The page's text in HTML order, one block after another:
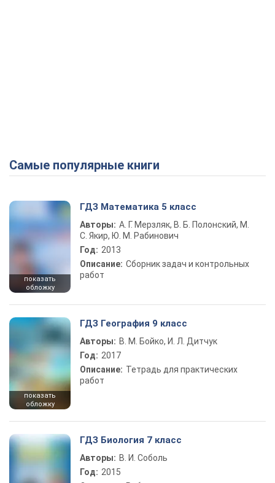
Самые популярные книги
показать
обложку
ГДЗ Математика 5 класс
Авторы: А. Г. Мерзляк, В. Б. Полонский, М.
С. Якир, Ю. М. Рабинович
Год: 2013
Описание: Сборник задач и контрольных
работ
показать
обложку
ГДЗ География 9 класс
Авторы: В. М. Бойко, И. Л. Дитчук
Год: 2017
Описание: Тетрадь для практических
работ
ГДЗ Биология 7 класс
Авторы: В. И. Соболь
Год: 2015